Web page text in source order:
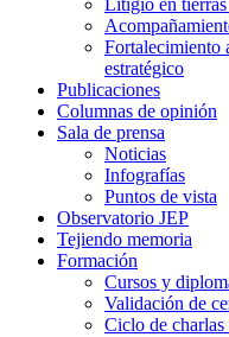
Litigio en
Fortalecimiento
estratégico
Publicaciones
Columnas de opinión
Sala de prensa
Noticias
Infografías
Puntos de vista
Observatorio JEP
Tejiendo memoria
Formación
Cursos y
Validación de
Ciclo de